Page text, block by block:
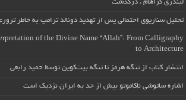
لیندزی گراهام ، درگذشت
تحلیل سناریوی احتمالی پس از تهدید دونالد ترامپ به خاطر
of the Divine Name “Allah”: From Calligraphy
to Architecture
انتشار کتاب از تنگه هرمز تا تنگه بیت‌کوین توسط حمید رابعی
اشاره ساتوشی ناکاموتو بیش از حد به ایران نزدیک است